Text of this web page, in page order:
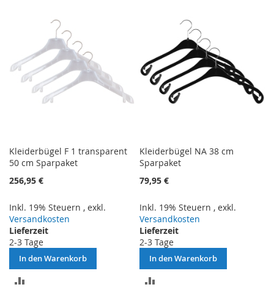
Kleiderbügel F 1 transparent
50 cm Sparpaket
256,95 €
Inkl. 19% Steuern , exkl.
Versandkosten
Lieferzeit
2-3 Tage
In den Warenkorb
Kleiderbügel NA 38 cm
Sparpaket
79,95 €
Inkl. 19% Steuern ,exkl.
Versandkosten
Lieferzeit
2-3 Tage
In den Warenkorb